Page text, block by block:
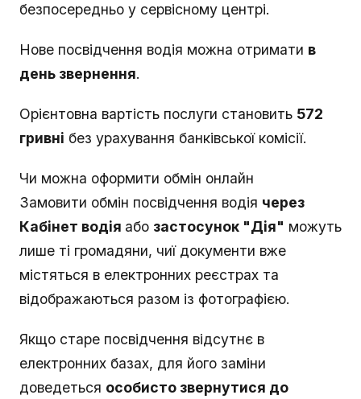
безпосередньо у сервісному центрі.
Нове посвідчення водія можна отримати в
день звернення.
Орієнтовна вартість послуги становить 572
гривні без урахування банківської комісії.
Чи можна оформити обмін онлайн
Замовити обмін посвідчення водія через
Кабінет водія або застосунок "Дія" можуть
лише ті громадяни, чиї документи вже
містяться в електронних реєстрах та
відображаються разом із фотографією.
Якщо старе посвідчення відсутнє в
електронних базах, для його заміни
доведеться особисто звернутися до